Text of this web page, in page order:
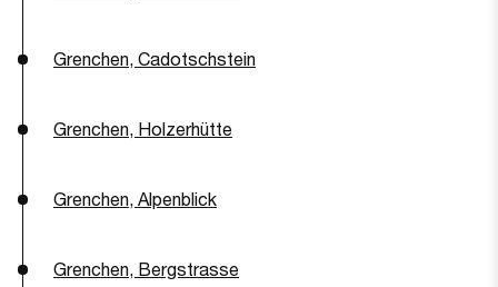
Grenchen, Cadotschstein
Grenchen, Holzerhütte
Grenchen, Alpenblick
Grenchen, Bergstrasse